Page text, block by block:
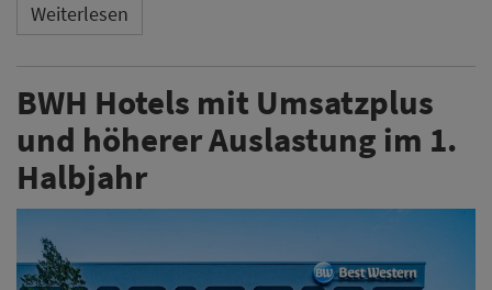
Weiterlesen
BWH Hotels mit Umsatzplus
und höherer Auslastung im 1.
Halbjahr